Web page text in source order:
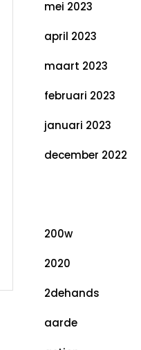
mei 2023
april 2023
maart 2023
februari 2023
januari 2023
december 2022
200w
2020
2dehands
aarde